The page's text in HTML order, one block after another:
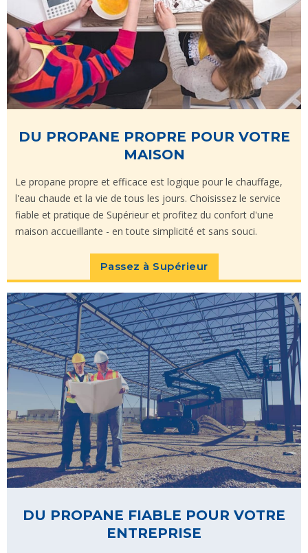
DU PROPANE PROPRE POUR VOTRE
MAISON
Le propane propre et efficace est logique pour le chauffage,
l'eau chaude et la vie de tous les jours. Choisissez le service
fiable et pratique de Supérieur et profitez du confort d'une
maison accueillante - en toute simplicité et sans souci.
Passez à Supérieur
DU PROPANE FIABLE POUR VOTRE
ENTREPRISE